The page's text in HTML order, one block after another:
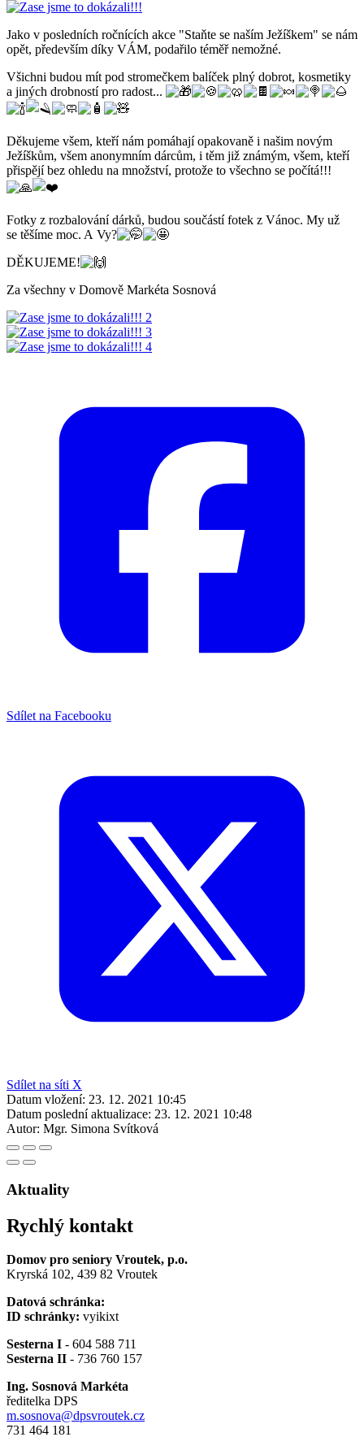
Jako v posledních ročnících akce "Staňte se naším Ježíškem" se nám
opět, především díky VÁM, podařilo téměř nemožné.
Všichni budou mít pod stromečkem balíček plný dobrot, kosmetiky
a jiných drobností pro radost...
Děkujeme všem, kteří nám pomáhají opakovaně i našim novým
Ježíškům, všem anonymním dárcům, i těm již známým, všem, kteří
přispějí bez ohledu na množství, protože to všechno se počítá!!!
Fotky z rozbalování dárků, budou součástí fotek z Vánoc. My už
se těšíme moc. A Vy?
DĚKUJEME!
Za všechny v Domově Markéta Sosnová
Sdílet na Facebooku
Sdílet na síti X
Datum vložení: 23. 12. 2021 10:45
Datum poslední aktualizace: 23. 12. 2021 10:48
Autor: Mgr. Simona Svítková
Aktuality
Rychlý kontakt
Domov pro seniory Vroutek, p.o.
Kryrská 102, 439 82 Vroutek
Datová schránka:
ID schránky: vyikixt
Sesterna I - 604 588 711
Sesterna II - 736 760 157
Ing. Sosnová Markéta
ředitelka DPS
m.sosnova@dpsvroutek.cz
731 464 181